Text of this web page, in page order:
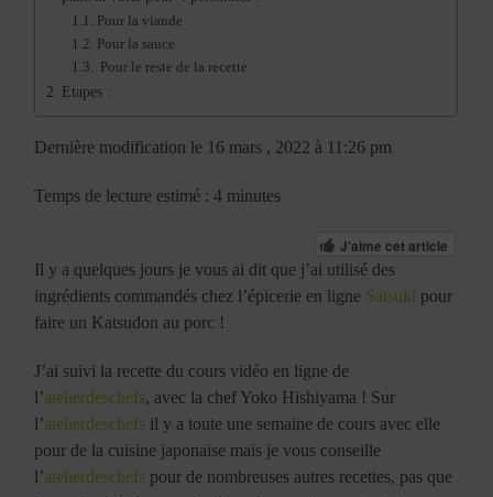
Pour la viande
Pour la sauce
Pour le reste de la recette
Etapes :
Dernière modification le 16 mars , 2022 à 11:26 pm
Temps de lecture estimé : 4 minutes
J'aime cet article
Il y a quelques jours je vous ai dit que j’ai utilisé des
ingrédients commandés chez l’épicerie en ligne Satsuki pour
faire un Katsudon au porc !
J’ai suivi la recette du cours vidéo en ligne de
l’atelierdeschefs, avec la chef Yoko Hishiyama ! Sur
l’atelierdeschefs il y a toute une semaine de cours avec elle
pour de la cuisine japonaise mais je vous conseille
l’atelierdeschefs pour de nombreuses autres recettes, pas que